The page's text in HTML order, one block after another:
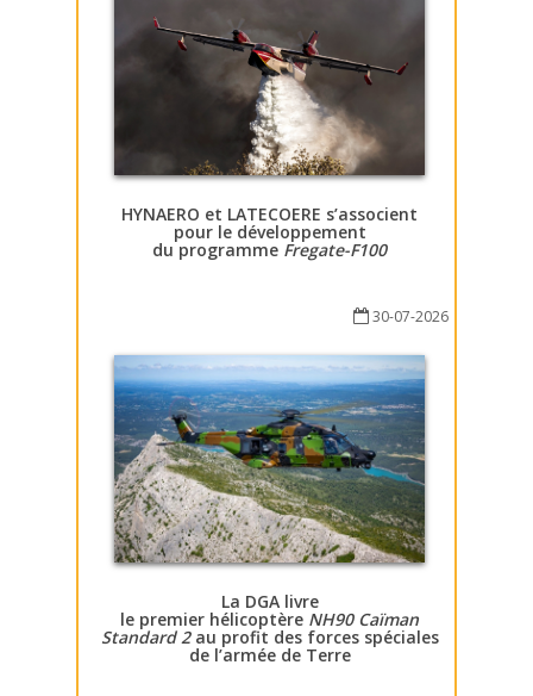
HYNAERO et LATECOERE s’associent
pour le développement
du programme Fregate-F100
30-07-2026
La DGA livre
le premier hélicoptère NH90 Caïman
Standard 2au profit des forces spéciales
de l’armée de Terre